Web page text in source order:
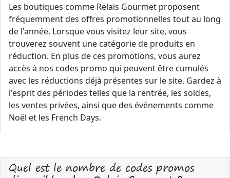
Les boutiques comme Relais Gourmet proposent
fréquemment des offres promotionnelles tout au long
de l'année. Lorsque vous visitez leur site, vous
trouverez souvent une catégorie de produits en
réduction. En plus de ces promotions, vous aurez
accès à nos codes promo qui peuvent être cumulés
avec les réductions déjà présentes sur le site. Gardez à
l'esprit des périodes telles que la rentrée, les soldes,
les ventes privées, ainsi que des événements comme
Noël et les French Days.
Quel est le nombre de codes promos